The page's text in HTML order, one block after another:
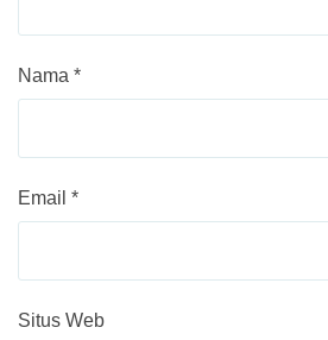
Nama *
Email *
Situs Web